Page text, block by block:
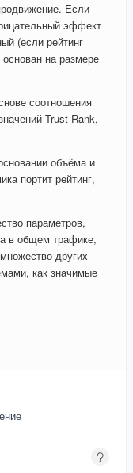
Если
эффект
(если рейтинг
на размере
соотношения
Trust Rank,
объёма и
портит рейтинг,
параметров,
в общем трафике,
других
как значимые